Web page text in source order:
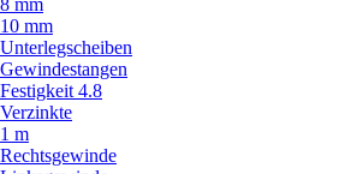
8 mm
10 mm
Unterlegscheiben
Gewindestangen
Festigkeit 4.8
Verzinkte
1 m
Rechtsgewinde